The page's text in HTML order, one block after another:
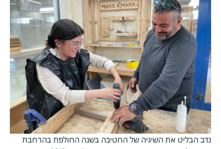
נדב הבליט את השיגיה של החטיבה בשנה החולפת בהרחבת